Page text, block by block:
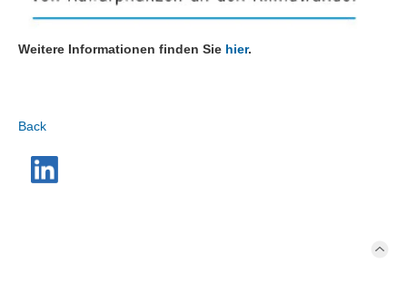
Weitere Informationen finden Sie hier.
Back